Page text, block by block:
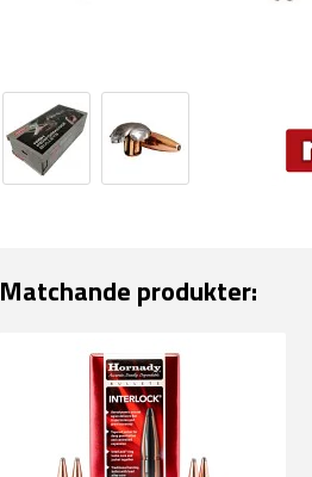
Matchande produkter: